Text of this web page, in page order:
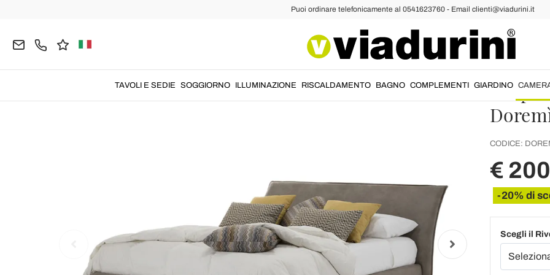
Puoi ordinare telefonicamente al 0541623760 - Email clienti@viadurini.it
TAVOLI E SEDIE SOGGIORNO ILLUMINAZIONE RISCALDAMENTO BAGNO COMPLEMENTI GIARDINO
Letto
CODICE:
€
-20% di
Scegli il